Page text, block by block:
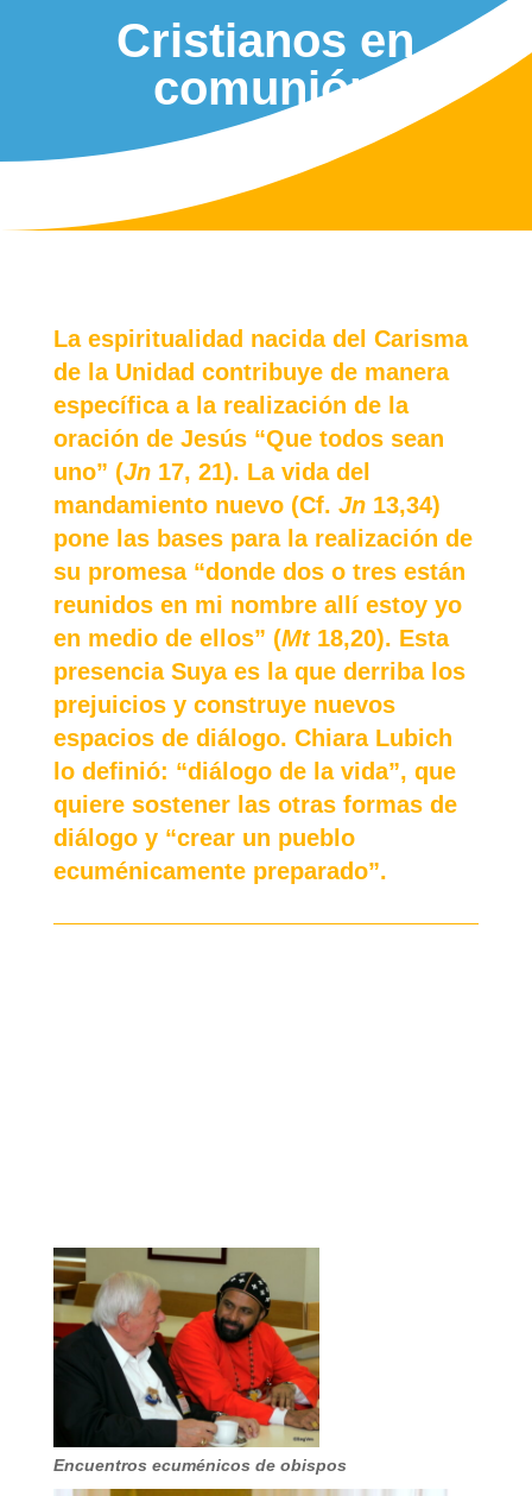
Cristianos en
comunión
La espiritualidad nacida del Carisma
de la Unidad contribuye de manera
específica a la realización de la
oración de Jesús “Que todos sean
uno” (Jn 17, 21). La vida del
mandamiento nuevo (Cf. Jn 13,34)
pone las bases para la realización de
su promesa “donde dos o tres están
reunidos en mi nombre allí estoy yo
en medio de ellos” (Mt 18,20). Esta
presencia Suya es la que derriba los
prejuicios y construye nuevos
espacios de diálogo. Chiara Lubich
lo definió: “diálogo de la vida”, que
quiere sostener las otras formas de
diálogo y “crear un pueblo
ecuménicamente preparado”.
Encuentros ecuménicos de obispos